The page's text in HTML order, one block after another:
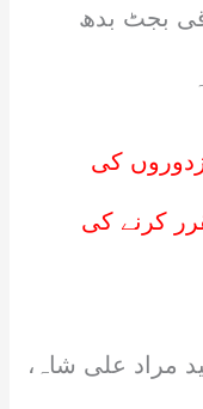
2026 کا وفاقی بجٹ بدھ
27:مزدوروں کی
روپے مقرر کرنے کی
مراد علی شاہ،